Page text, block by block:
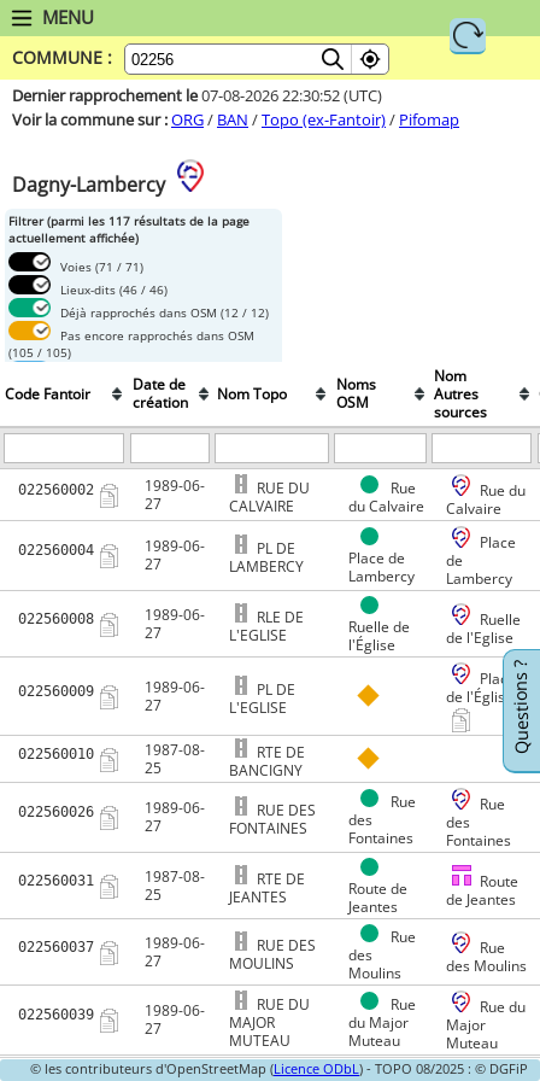
MENU
COMMUNE :
Dernier rapprochement le07-08-2026 22:30:52(UTC)
Voir la commune sur :ORG/ BAN /Topo (ex-Fantoir)/ Pifomap
Dagny-Lambercy
Filtrer (parmi les 117 résultats de la page
actuellement affichée)
Voies (71 / 71)
Lieux-dits (46 / 46)
Déjà rapprochés dans OSM (12 / 12)
Pas encore rapprochés dans OSM
(105 / 105)
Trouvé dans OSM et inconnu du
fichier Topo(0 / 0)
BAN(11 / 11)
Code Fantoir
Date de
création
Nom Topo
Noms
OSM
Nom
Autres
sources
022560002
1989-06-
27
RUE DU
CALVAIRE
Rue
du Calvaire
Rue du
Calvaire
022560004
1989-06-
27
PL DE
LAMBERCY
Place de
Lambercy
Place
de
Lambercy
022560008
1989-06-
27
RLE DE
L'EGLISE
Ruelle de
l'Église
Ruelle
de l'Eglise
022560009
1989-06-
27
PL DE
L'EGLISE
Place
de l'Église
022560010
1987-08-
25
RTE DE
BANCIGNY
022560026
1989-06-
27
RUE DES
FONTAINES
Rue
des
Fontaines
Rue
des
Fontaines
022560031
1987-08-
25
RTE DE
JEANTES
Route de
Jeantes
Route
de Jeantes
022560037
1989-06-
27
RUE DES
MOULINS
Rue
des
Moulins
Rue
des Moulins
022560039
1989-06-
27
RUE DU
MAJOR
MUTEAU
Rue
du Major
Muteau
Rue du
Major
Muteau
RUE JEAN Rue Rue
Questions ?
© les contributeurs d'OpenStreetMap (Licence ODbL) - TOPO 08/2025 : © DGFiP